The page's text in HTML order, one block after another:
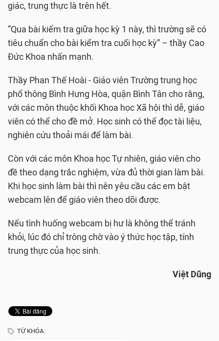
giác, trung thực là trên hết.
“Qua bài kiểm tra giữa học kỳ 1 này, thì trường sẽ có
tiêu chuẩn cho bài kiểm tra cuối học kỳ” – thầy Cao
Đức Khoa nhấn mạnh.
Thầy Phan Thế Hoài - Giáo viên Trường trung học
phổ thông Bình Hưng Hòa, quận Bình Tân cho rằng,
với các môn thuộc khối Khoa học Xã hội thì dễ, giáo
viên có thể cho đề mở. Học sinh có thể đọc tài liệu,
nghiên cứu thoải mái để làm bài.
Còn với các môn Khoa học Tự nhiên, giáo viên cho
đề theo dạng trắc nghiệm, vừa đủ thời gian làm bài.
Khi học sinh làm bài thì nên yêu cầu các em bật
webcam lên để giáo viên theo dõi được.
Nếu tình huống webcam bị hư là không thể tránh
khỏi, lúc đó chỉ trông chờ vào ý thức học tập, tính
trung thực của học sinh.
Việt Dũng
TỪ KHÓA: